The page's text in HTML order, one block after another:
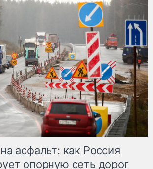
асфальт: как Россия
опорную сеть дорог